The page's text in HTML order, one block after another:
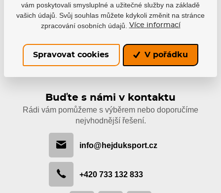
Buďte s námi v kontaktu
Rádi vám pomůžeme s výběrem nebo doporučíme
nejvhodnější řešení.
info@hejduksport.cz
+420 733 132 833
vám poskytovali smysluplné a užitečné služby na základě
vašich údajů. Svůj souhlas můžete kdykoli změnit na stránce
zpracování osobních údajů.
Více informací
Spravovat cookies V pořádku